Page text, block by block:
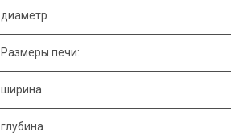
диаметр
Размеры печи:
ширина
глубина